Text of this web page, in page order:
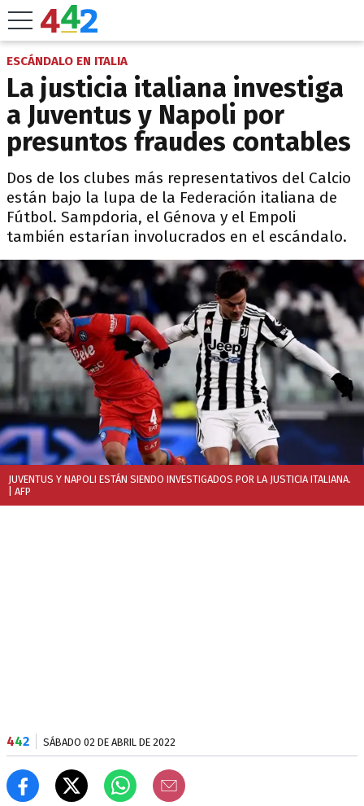
ESCÁNDALO EN ITALIA
La justicia italiana investiga
a Juventus y Napoli por
presuntos fraudes contables
Dos de los clubes más representativos del Calcio
están bajo la lupa de la Federación italiana de
Fútbol. Sampdoria, el Génova y el Empoli
también estarían involucrados en el escándalo.
JUVENTUS Y NAPOLI ESTÁN SIENDO INVESTIGADOS POR LA JUSTICIA ITALIANA.
| AFP
442 SÁBADO 02 DE ABRIL DE 2022